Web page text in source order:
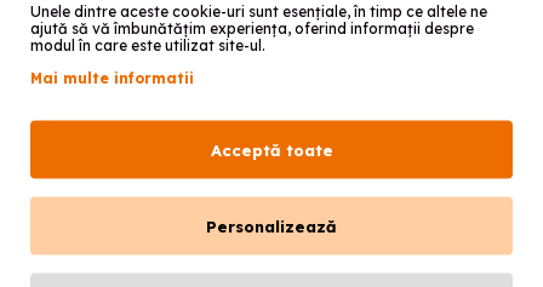
Cutit ceara
27
Unele dintre aceste cookie-uri sunt esențiale, în timp ce altele ne
ajută să vă îmbunătățim experiența, oferind informații despre
modul în care este utilizat site-ul.
Mai multe informatii
Acceptă toate
Personalizează